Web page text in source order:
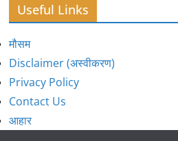
Useful Links
मौसम
Disclaimer (अस्वीकरण)
Privacy Policy
Contact Us
आहार